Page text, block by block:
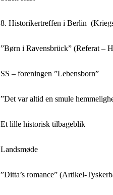
8. Historikertreffen i Berlin
”Børn i Ravensbrück” (Referat –
SS – foreningen ”Lebensborn”
”Det var altid en smule
Et lille historisk tilbageblik
Landsmøde
”Ditta’s romance” (Artikel-